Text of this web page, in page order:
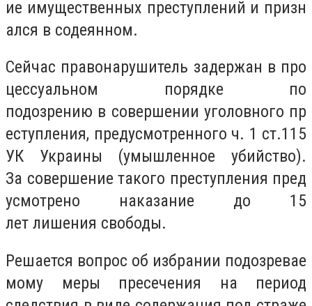
ие имущественных преступлений и призн
ался в содеянном.
Сейчас правонарушитель задержан в про
цессуальном порядке по
подозрению в совершении уголовного пр
еступления, предусмотренного ч. 1 ст.115
УК Украины (умышленное убийство).
За совершение такого преступления пред
усмотрено наказание до 15
лет лишения свободы.
Решается вопрос об избрании подозревае
мому меры пресечения на период